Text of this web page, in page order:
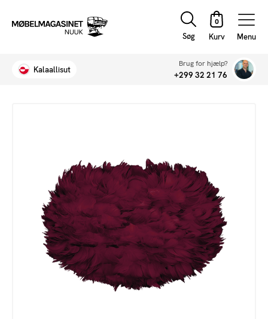
Søg Menu
Kalaallisut
Brug for hjælp?
+299 32 21 76